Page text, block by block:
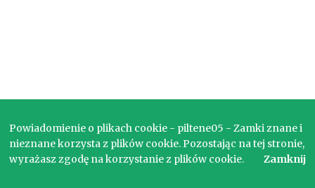
Powiadomienie o plikach cookie - piltene05 - Zamki znane i
nieznane korzysta z plików cookie. Pozostając na tej stronie,
wyrażasz zgodę na korzystanie z plików cookie.
Zamknij